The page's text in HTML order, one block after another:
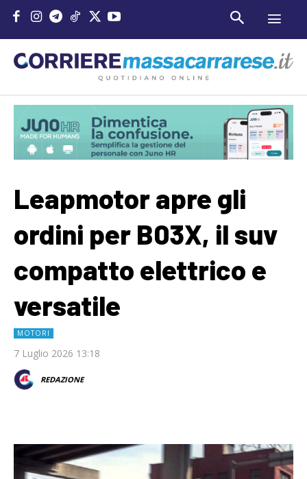
Leapmotor apre gli
ordini per B03X, il suv
compatto elettrico e
versatile
MOTORI
7 Luglio 2026 13:18
REDAZIONE